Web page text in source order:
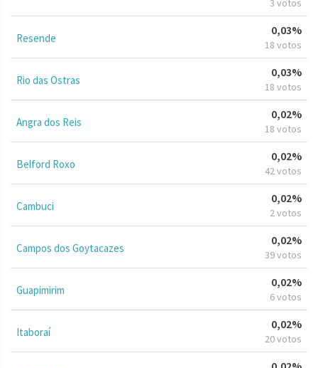
Resende
0,03%
18 votos
Rio das Ostras
0,03%
18 votos
Angra dos Reis
0,02%
18 votos
Belford Roxo
0,02%
42 votos
Cambuci
0,02%
2 votos
Campos dos Goytacazes
0,02%
39 votos
Guapimirim
0,02%
6 votos
Itaboraí
0,02%
20 votos